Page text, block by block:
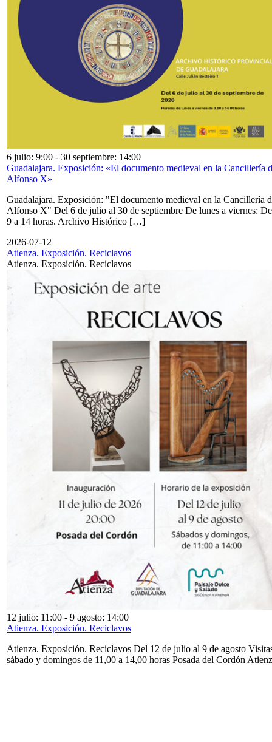
6 julio: 9:00 - 30 septiembre: 14:00
Guadalajara. Exposición: «El documento medieval en la Cancillería
Alfonso X»
Guadalajara. Exposición: "El documento medieval en la Cancillería
Alfonso X" Del 6 de julio al 30 de septiembre De lunes a viernes: De
9 a 14 horas. Archivo Histórico […]
2026-07-12
Atienza. Exposición. Reciclavos
Atienza. Exposición. Reciclavos
12 julio: 11:00 - 9 agosto: 14:00
Atienza. Exposición. Reciclavos
Atienza. Exposición. Reciclavos Del 12 de julio al 9 de agosto
sábado y domingos de 11,00 a 14,00 horas Posada del Cordón